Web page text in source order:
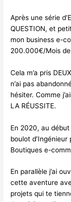
Après une série
QUESTION, et
mon business e-
200.000€/Mois de
Cela m’a pris
n’ai pas
hésiter. Comme
LA RÉUSSITE.
En 2020, au début
boulot
Boutiques e-
En parallèle j’ai
cette aventure
projets qui te